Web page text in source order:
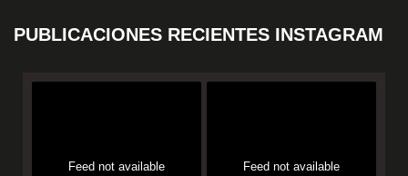
PUBLICACIONES RECIENTES INSTAGRAM
Feed not available Feed not available